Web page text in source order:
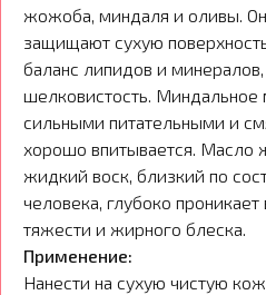
жожоба, миндаля и оливы.
защищают сухую
баланс липидов и
шелковистость. Миндальное
сильными питательными и
хорошо впитывается.
жидкий воск, близкий по
человека, глубоко
тяжести и жирного блеска.
Применение:
Нанести на сухую чистую